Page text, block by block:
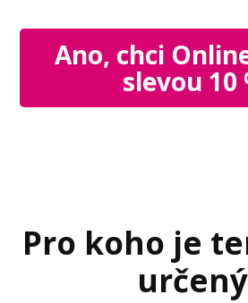
Ano, chci
slevou 10
Pro koho je
určený